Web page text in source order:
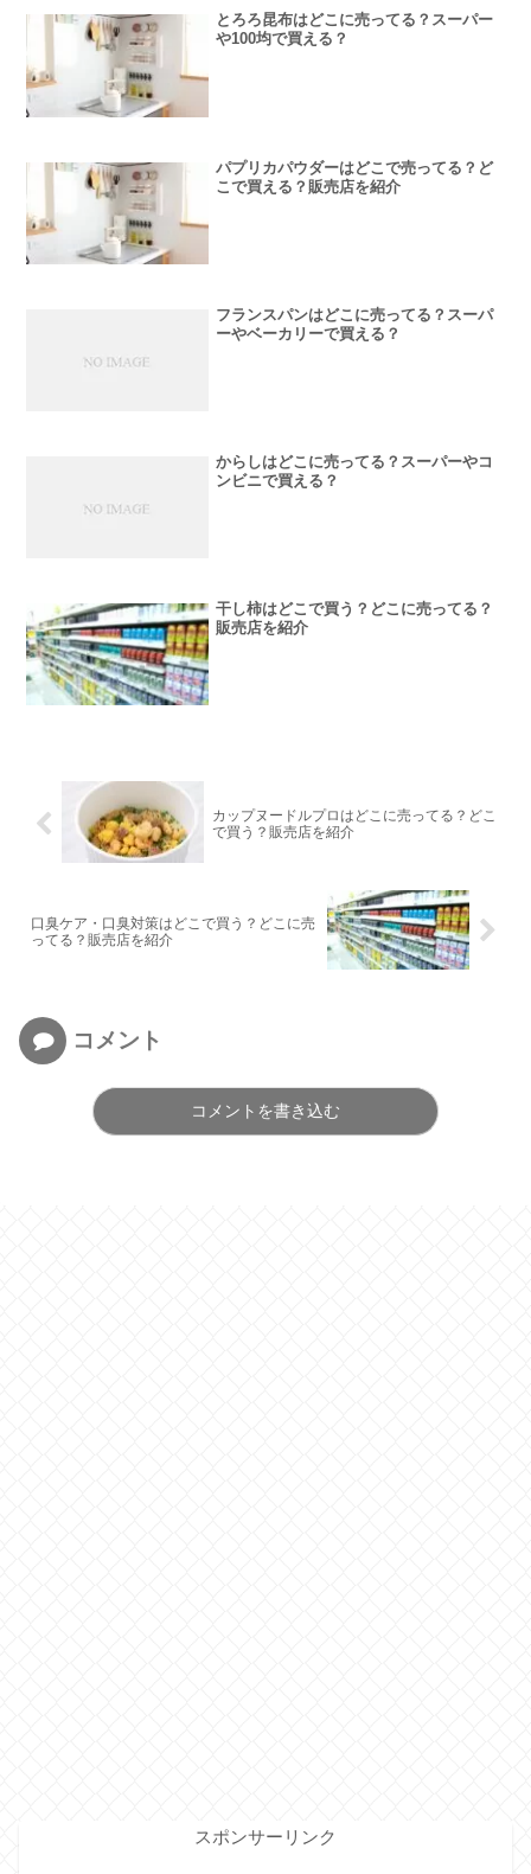
とろろ昆布はどこに売ってる？スーパー
や100均で買える？
パプリカパウダーはどこで売ってる？ど
こで買える？販売店を紹介
フランスパンはどこに売ってる？スーパ
ーやベーカリーで買える？
からしはどこに売ってる？スーパーやコ
ンビニで買える？
干し柿はどこで買う？どこに売ってる？
販売店を紹介
カップヌードルプロはどこに売ってる？どこ
で買う？販売店を紹介
口臭ケア・口臭対策はどこで買う？どこに売
ってる？販売店を紹介
コメント
コメントを書き込む
スポンサーリンク